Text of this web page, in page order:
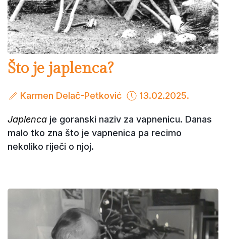
Što je japlenca?
Karmen Delač-Petković 13.02.2025.
Japlenca je goranski naziv za vapnenicu. Danas
malo tko zna što je vapnenica pa recimo
nekoliko riječi o njoj.